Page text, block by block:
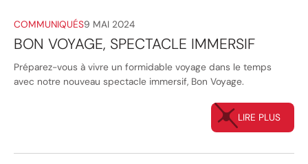
COMMUNIQUÉS9 MAI 2024
BON VOYAGE, SPECTACLE IMMERSIF
Préparez-vous à vivre un formidable voyage dans le temps
avec notre nouveau spectacle immersif, Bon Voyage.
LIRE PLUS